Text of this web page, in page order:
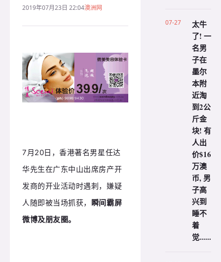
2019年07月23日 22:04澳洲网
7月20日，香港著名男星任达
华先生在广东中山出席房产开
发商的开业活动时遇刺，嫌疑
人随即被当场抓获，
瞬间霸屏
微博及朋友圈。
07-27
太牛
了! 一
名男
子在
墨尔
本附
近淘
到2公
斤金
块! 有
人出
价$16
万澳
币, 男
子高
兴到
睡不
着
觉......